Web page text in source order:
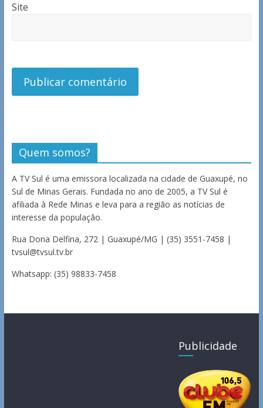
Site
Quem somos?
A TV Sul é uma emissora localizada na cidade de Guaxupé, no
Sul de Minas Gerais. Fundada no ano de 2005, a TV Sul é
afiliada à Rede Minas e leva para a região as notícias de
interesse da população.
Rua Dona Delfina, 272 | Guaxupé/MG | (35) 3551-7458 |
tvsul@tvsul.tv.br
Whatsapp: (35) 98833-7458
Publicidade